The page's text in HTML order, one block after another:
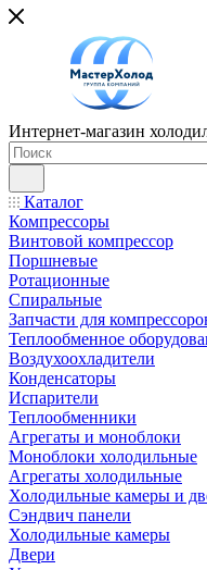
Интернет-магазин
Каталог
Компрессоры
Винтовой компрессор
Поршневые
Ротационные
Спиральные
Запчасти для
Теплообменное
Воздухоохладители
Конденсаторы
Испарители
Теплообменники
Агрегаты и моноблоки
Моноблоки холодильные
Агрегаты холодильные
Холодильные камеры и
Сэндвич панели
Холодильные камеры
Двери